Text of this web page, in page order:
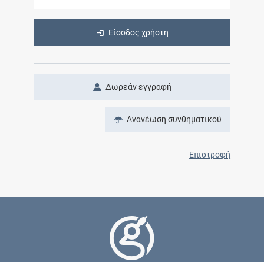
Είσοδος χρήστη
Δωρεάν εγγραφή
Ανανέωση συνθηματικού
Επιστροφή